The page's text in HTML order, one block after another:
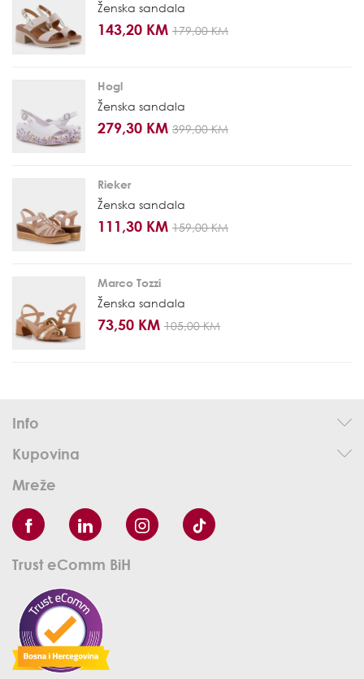
Ženska sandala
143,20 KM 179,00 KM
Hogl
Ženska sandala
279,30 KM 399,00 KM
Rieker
Ženska sandala
111,30 KM 159,00 KM
Marco Tozzi
Ženska sandala
73,50 KM 105,00 KM
Info
Kupovina
Mreže
Trust eComm BiH